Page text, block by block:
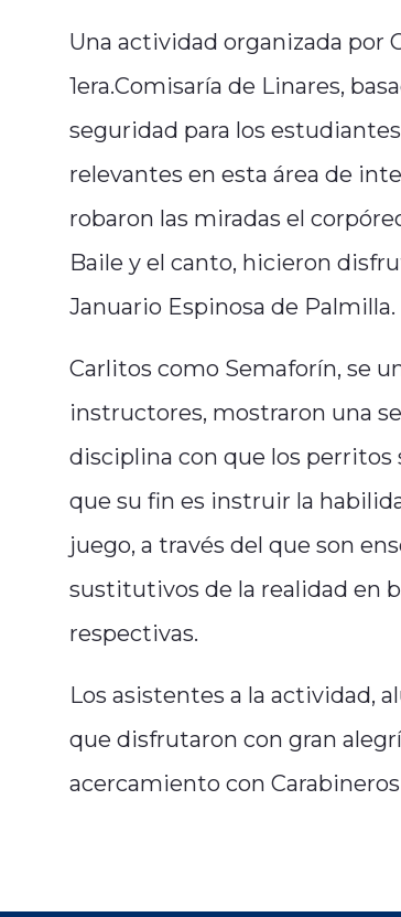
Una actividad organizada por
1era.Comisaría de Linares,
seguridad para los
relevantes en esta área de
robaron las miradas el
Baile y el canto, hicieron
Januario Espinosa de Palmilla.
Carlitos como Semaforín, se
instructores, mostraron una
disciplina con que los perritos
que su fin es instruir la
juego, a través del que son
sustitutivos de la realidad en
respectivas.
Los asistentes a la actividad,
que disfrutaron con gran
acercamiento con